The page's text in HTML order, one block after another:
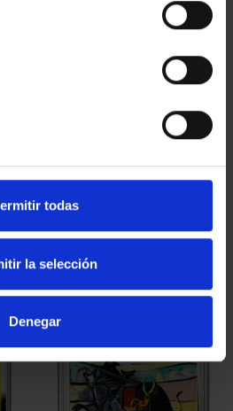
todas
la selección
Denegar
PICASSO (2023) ONZA
"JACQUELINE SENTADA"